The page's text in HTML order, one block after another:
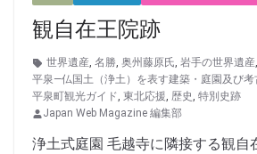
観自在王院跡
世界遺産, 名勝, 奥州藤原氏, 岩手の世界遺産,
平泉―仏国土（浄土）を表す建築・庭園及び
平泉町観光ガイド, 東北応援, 歴史, 特別史跡
Japan Web Magazine 編集部
浄土式庭園 毛越寺に隣接する観自